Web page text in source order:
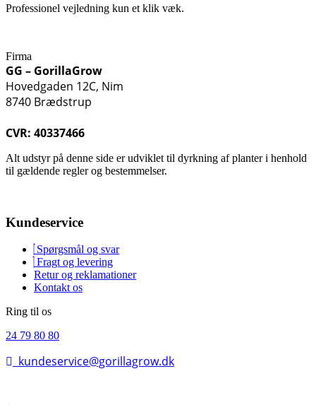
Professionel vejledning kun et klik væk.
Firma
GG – GorillaGrow
Hovedgaden 12C, Nim
8740 Brædstrup
CVR: 40337466
Alt udstyr på denne side er udviklet til dyrkning af planter i henhold
til gældende regler og bestemmelser.
Kundeservice
Spørgsmål og svar
Fragt og levering
Retur og reklamationer
Kontakt os
Ring til os
24 79 80 80
kundeservice@gorillagrow.dk